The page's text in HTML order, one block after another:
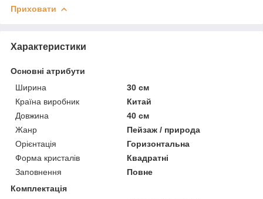
Приховати
Характеристики
Основні атрибути
Ширина
30 см
Країна виробник
Китай
Довжина
40 см
Жанр
Пейзаж / природа
Орієнтація
Горизонтальна
Форма кристалів
Квадратні
Заповнення
Повне
Комплектація